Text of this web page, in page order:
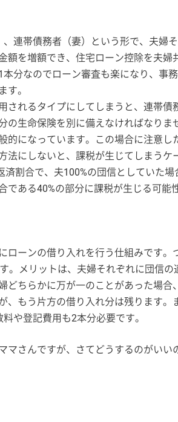
連帯債務者（妻）という形で、夫婦
額を増額でき、住宅ローン控除を夫婦
分なのでローン審査も楽になり、事
す。
されるタイプにしてしまうと、連帯債
の生命保険を別に備えなければなりま
的になっています。この場合に注意し
法にしないと、課税が生じてしまうケ
済割合で、夫100%の団信としていた場
である40%の部分に課税が生じる可能
ーンの借り入れを行う仕組みです。
。メリットは、夫婦それぞれに団信の
どちらかに万が一のことがあった場合
、もう片方の借り入れ分は残ります。
や登記費用も2本分必要です。
マさんですが、さてどうするのがいい